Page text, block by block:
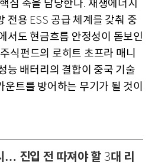
심 축을 담당한다. 재생에너지
전용 ESS 공급 체계를 갖춰 중
서도 현금흐름 안정성이 돋보인
식펀드의 로히트 초프라 매니
능 배터리의 결합이 중국 기술
트를 방어하는 무기가 될 것이
… 진입 전 따져야 할 3대 리